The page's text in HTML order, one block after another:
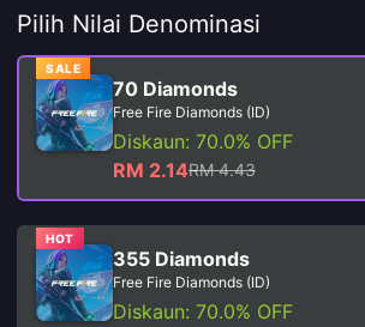
Pilih Nilai Denominasi
SALE
70 Diamonds
Free Fire Diamonds (ID)
Diskaun: 70.0% OFF
RM 2.14RM 4.43
HOT
355 Diamonds
Free Fire Diamonds (ID)
Diskaun: 70.0% OFF